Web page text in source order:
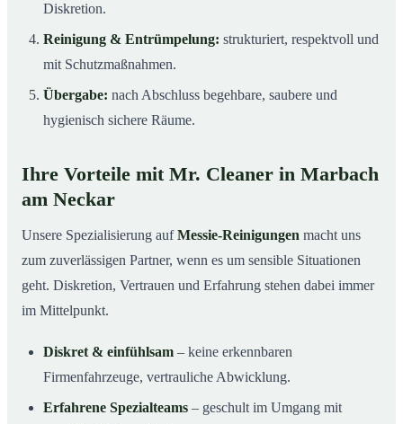
Diskretion.
Reinigung & Entrümpelung: strukturiert, respektvoll und
mit Schutzmaßnahmen.
Übergabe: nach Abschluss begehbare, saubere und
hygienisch sichere Räume.
Ihre Vorteile mit Mr. Cleaner in Marbach
am Neckar
Unsere Spezialisierung aufMessie-Reinigungen macht uns
zum zuverlässigen Partner, wenn es um sensible Situationen
geht. Diskretion, Vertrauen und Erfahrung stehen dabei immer
im Mittelpunkt.
Diskret & einfühlsam – keine erkennbaren
Firmenfahrzeuge, vertrauliche Abwicklung.
Erfahrene Spezialteams – geschult im Umgang mit